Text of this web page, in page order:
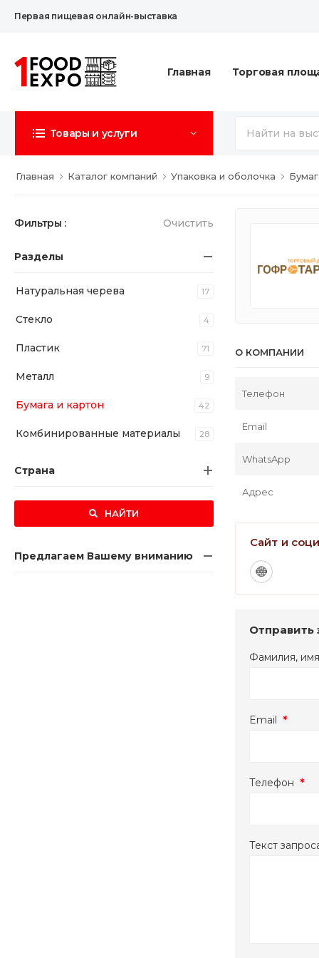
Первая пищевая онлайн-выставка
Главная Торговая
Товары и услуги
Главная Каталог компаний Упаковка и оболочка
Фильтры : Очистить
Разделы
Натуральная черева 17
Стекло 4
Пластик 71
Металл 9
Бумага и картон 42
Комбинированные материалы 28
Страна
НАЙТИ
Предлагаем Вашему вниманию
О КОМПАНИИ
Телефон
Email
WhatsApp
Адрес
Сайт и
Отправить
Фамилия,
Email *
Телефон *
Текст